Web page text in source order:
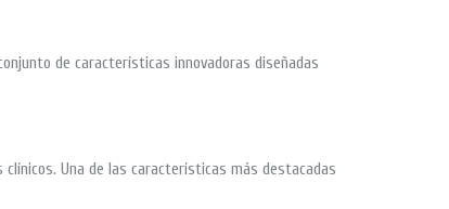
de características innovadoras diseñadas
Una de las características más destacadas